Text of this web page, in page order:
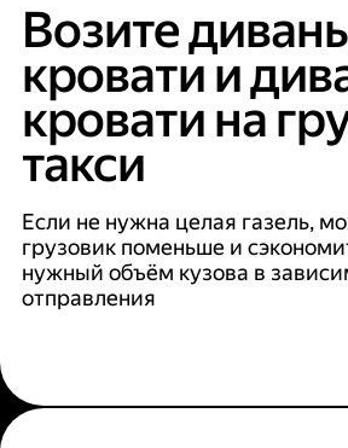
Возите
кровати и
кровати на
такси
Если не нужна целая газель,
грузовик поменьше и
нужный объём кузова в
отправления